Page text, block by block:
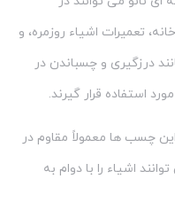
تعمیرات اشیاء روزمره، و
درزگیری و چسباندن در
استفاده قرار گیرند.
چسب ها معمولاً مقاوم در
اشیاء را با دوام به